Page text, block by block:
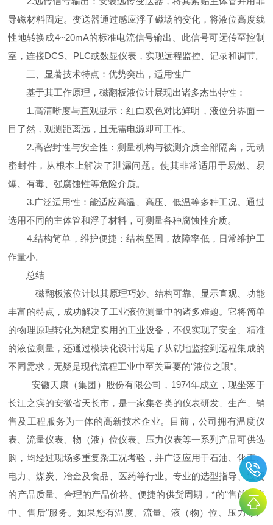
导磁材料固定。变送器通过感应浮子磁场的变化，将液位高度线
性地转换成4~20mA的标准电流信号输出。此信号可远传至控制
室，连接DCS、PLC或数显仪表，实现远程监控、记录和调节。
三、显著技术特点：优势突出，适用性广
基于其工作原理，磁翻板液位计展现出诸多杰出特性：
1.高清晰度与直观显示：红白双色对比鲜明，液位分界面一
目了然，观测距离远，且无需电源即可工作。
2.高密封性与安全性：测量机构与被测介质全部隔离，无动
密封件，从根本上解决了泄漏问题。使其非常适用于易燃、易
爆、有毒、强腐蚀性等危险介质。
3.广泛适用性：能适应高温、高压、低温等多种工况。通过
选用不同的主体管和浮子材料，可测量各种腐蚀性介质。
4.结构简单，维护便捷：结构坚固，故障率低，日常维护工
作量小。
总结
磁翻板液位计以其原理巧妙、结构可靠、显示直观、功能
丰富的特点，成功解决了工业液位测量中的诸多难题。它将简单
的物理原理转化为稳定实用的工业设备，不仅实现了安全、精准
的液位测量，还通过模块化设计满足了从就地监控到远程集成的
不同需求，无疑是现代流程工业中至关重要的“液位之眼"。
安徽天康（集团）股份有限公司，1974年成立，现坐落于
长江之滨的安徽省天长市，是一家集各类的仪表研发、生产、销
售及工程服务为一体的高新技术企业。目前，公司拥有温度仪
表、流量仪表、物（液）位仪表、压力仪表等一系列产品可供选
购，均经过现场多重复杂工况考验，并广泛应用于石油、化工、
电力、煤炭、冶金及食品、医药等行业。专业的选型指导、过硬
的产品质量、合理的产品价格、便捷的供货周期，*的“售前、售
中、售后"服务。如果您有温度、流量、液（物）位、压力等产